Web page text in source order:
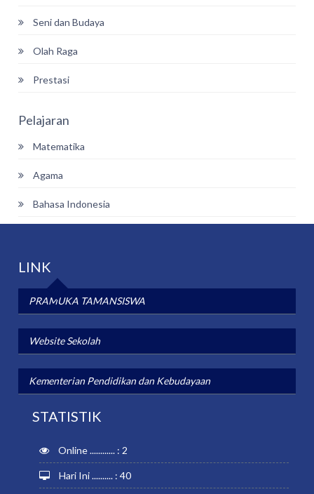
Seni dan Budaya
Olah Raga
Prestasi
Pelajaran
Matematika
Agama
Bahasa Indonesia
LINK
PRAMUKA TAMANSISWA
Website Sekolah
Kementerian Pendidikan dan Kebudayaan
STATISTIK
Online ............ : 2
Hari Ini .......... : 40